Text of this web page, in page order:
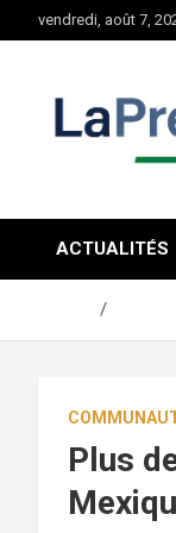
au
vendredi, août 7,
ACTUALITÉS
Plus